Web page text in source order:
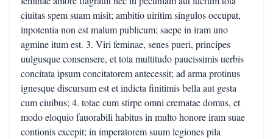
ciuitas spem suam misit; ambitio uiritim singulos occupat,
inpotentia non est malum publicum; saepe in iram uno
agmine itum est. 3. Viri feminae, senes pueri, principes
uulgusque consensere, et tota multitudo paucissimis uerbis
concitata ipsum concitatorem antecessit; ad arma protinus
ignesque discursum est et indicta finitimis bella aut gesta
cum ciuibus; 4. totae cum stirpe omni crematae domus, et
modo eloquio fauorabili habitus in multo honore iram suae
contionis excepit; in imperatorem suum legiones pila